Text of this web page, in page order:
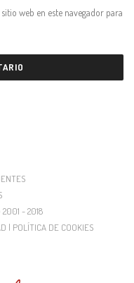
web en este navegador para
2001 - 2018
| POLÍTICA DE COOKIES